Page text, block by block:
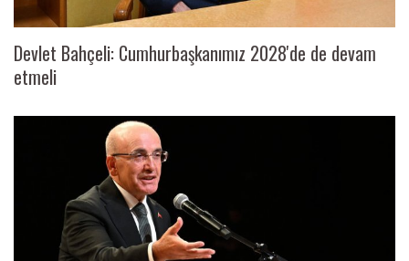
Devlet Bahçeli: Cumhurbaşkanımız 2028'de de devam
etmeli